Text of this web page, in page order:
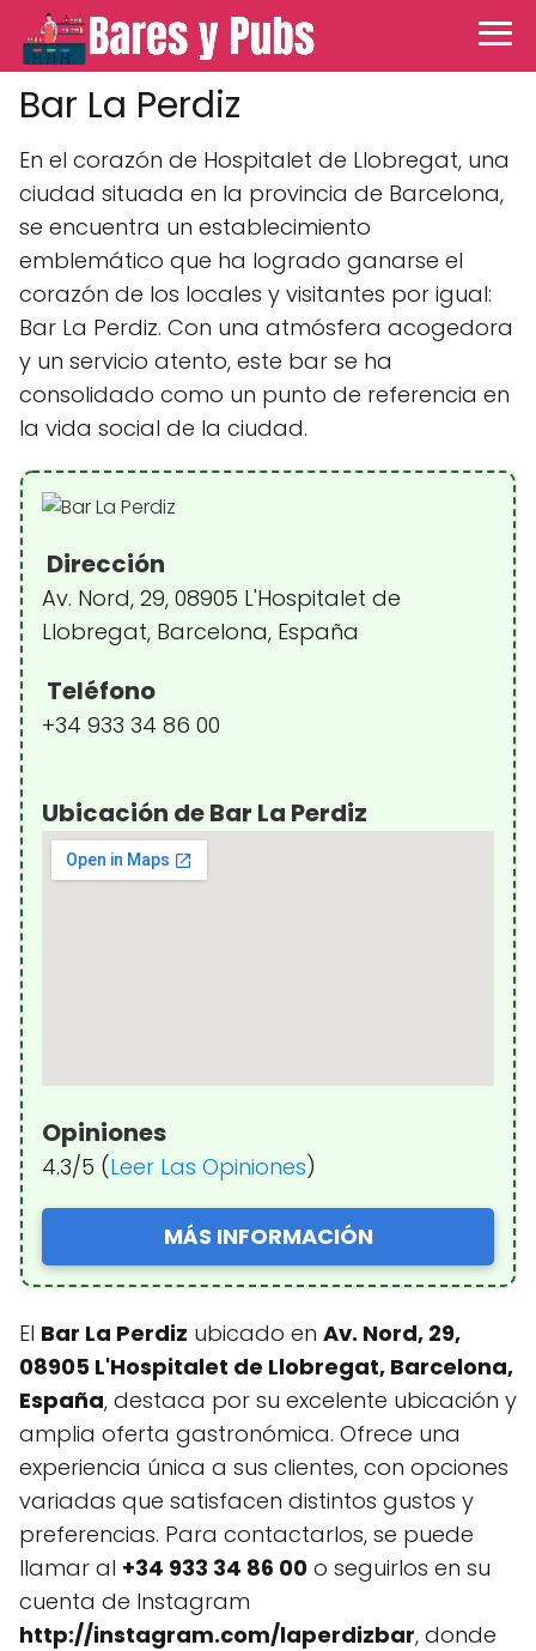
Bar La Perdiz
En el corazón de Hospitalet de Llobregat, una
ciudad situada en la provincia de Barcelona,
se encuentra un establecimiento
emblemático que ha logrado ganarse el
corazón de los locales y visitantes por igual:
Bar La Perdiz. Con una atmósfera acogedora
y un servicio atento, este bar se ha
consolidado como un punto de referencia en
la vida social de la ciudad.
Dirección
Av. Nord, 29, 08905 L'Hospitalet de
Llobregat, Barcelona, España
Teléfono
+34 933 34 86 00
Ubicación de Bar La Perdiz
Opiniones
4.3/5 (Leer Las Opiniones)
MÁS INFORMACIÓN
El Bar La Perdiz ubicado en Av. Nord, 29,
08905 L'Hospitalet de Llobregat, Barcelona,
España, destaca por su excelente ubicación y
amplia oferta gastronómica. Ofrece una
experiencia única a sus clientes, con opciones
variadas que satisfacen distintos gustos y
preferencias. Para contactarlos, se puede
llamar al +34 933 34 86 00 o seguirlos en su
cuenta de Instagram
http://instagram.com/laperdizbar, donde